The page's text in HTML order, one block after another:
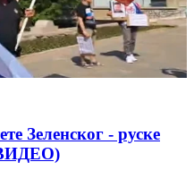
Зеленског - руске